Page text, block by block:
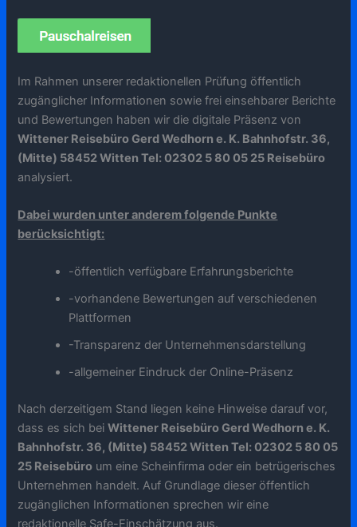
Im Rahmen unserer redaktionellen Prüfung öffentlich
zugänglicher Informationen sowie frei einsehbarer Berichte
und Bewertungen haben wir die digitale Präsenz von
Wittener Reisebüro Gerd Wedhorn e. K. Bahnhofstr. 36,
(Mitte) 58452 Witten Tel: 02302 5 80 05 25 Reisebüro
analysiert.
Dabei wurden unter anderem folgende Punkte
berücksichtigt:
-öffentlich verfügbare Erfahrungsberichte
-vorhandene Bewertungen auf verschiedenen
Plattformen
-Transparenz der Unternehmensdarstellung
-allgemeiner Eindruck der Online-Präsenz
Nach derzeitigem Stand liegen keine Hinweise darauf vor,
dass es sich beiWittener Reisebüro Gerd Wedhorn e. K.
Bahnhofstr. 36, (Mitte) 58452 Witten Tel: 02302 5 80 05
25 Reisebüro um eine Scheinfirma oder ein betrügerisches
Unternehmen handelt. Auf Grundlage dieser öffentlich
zugänglichen Informationen sprechen wir eine
redaktionelle Safe-Einschätzung aus.